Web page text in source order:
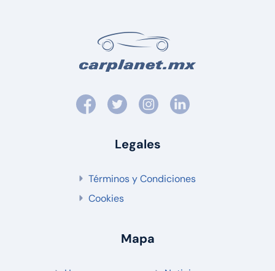
Legales
Términos y Condiciones
Cookies
Mapa